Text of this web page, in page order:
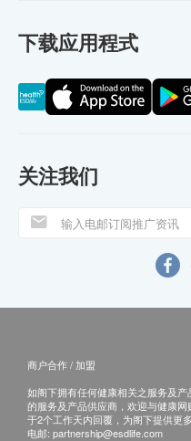
下载应用程式
关注我们
商户合作 / 加盟
如阁下拥有任何健康相关之服务及
的服务及产品供应商，欢迎与健康
于2个工作天内回覆，为阁下提供更
电邮: partnership@esdlife.com